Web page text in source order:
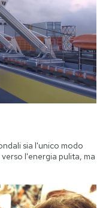
sia l'unico modo
l'energia pulita, ma